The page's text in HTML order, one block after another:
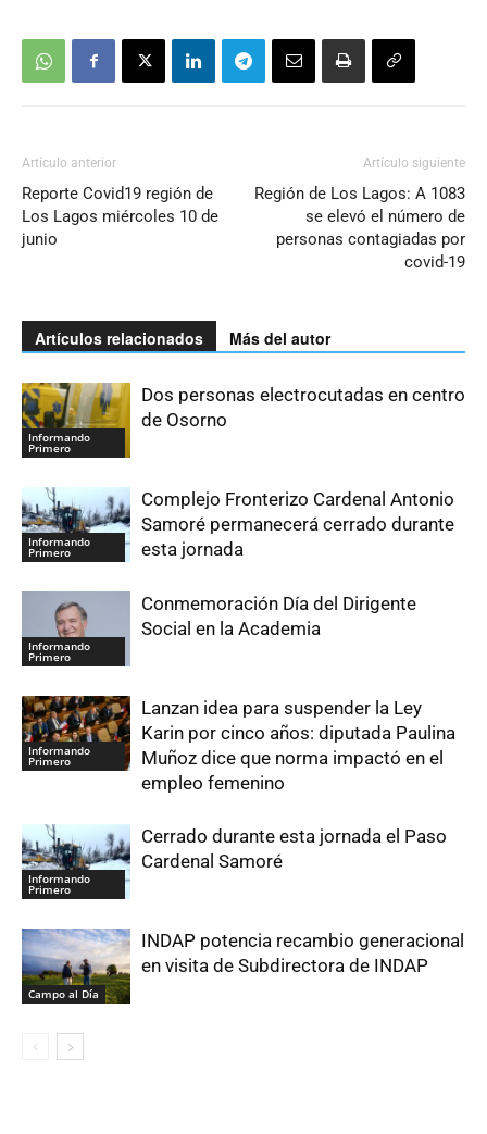
Artículo anterior
Reporte Covid19 región de
Los Lagos miércoles 10 de
junio
Artículo siguiente
Región de Los Lagos: A 1083
se elevó el número de
personas contagiadas por
covid-19
Artículos relacionados Más del autor
Informando
Primero
Dos personas electrocutadas en centro
de Osorno
Informando
Primero
Complejo Fronterizo Cardenal Antonio
Samoré permanecerá cerrado durante
esta jornada
Informando
Primero
Conmemoración Día del Dirigente
Social en la Academia
Informando
Primero
Lanzan idea para suspender la Ley
Karin por cinco años: diputada Paulina
Muñoz dice que norma impactó en el
empleo femenino
Informando
Primero
Cerrado durante esta jornada el Paso
Cardenal Samoré
Campo al Día
INDAP potencia recambio generacional
en visita de Subdirectora de INDAP